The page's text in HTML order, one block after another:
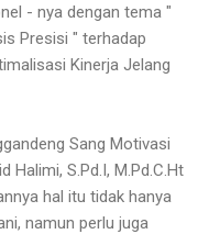
- nya dengan tema "
Presisi " terhadap
Kinerja Jelang
Sang Motivasi
Halimi, S.Pd.I, M.Pd.C.Ht
hal itu tidak hanya
namun perlu juga